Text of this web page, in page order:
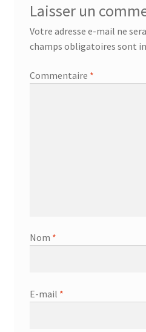
Laisser un
Votre adresse e-mail ne
champs obligatoires sont
Commentaire *
Nom *
E-mail *